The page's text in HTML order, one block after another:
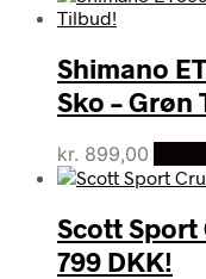
Shimano
Sko – Grøn
kr. 899,00
Scott Sport
799 DKK!